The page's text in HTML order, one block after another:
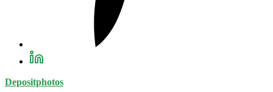
Depositphotos